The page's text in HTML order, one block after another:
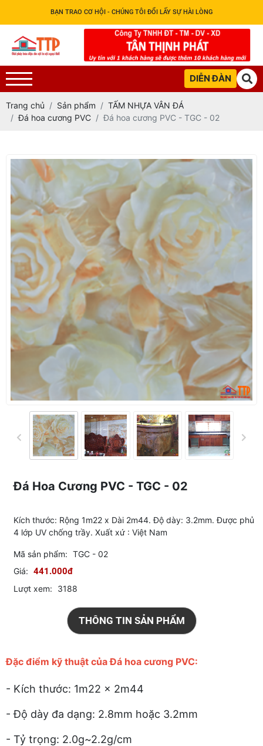
BẠN TRAO CƠ HỘI - CHÚNG TÔI ĐỔI LẤY SỰ HÀI LÒNG
DIỄN ĐÀN
Trang chủ Sản phẩm
TẤM NHỰA VÂN ĐÁ
Đá hoa cương PVC
Đá hoa cương PVC - TGC - 02
Đá Hoa Cương PVC - TGC - 02
Kích thước: Rộng 1m22 x Dài 2m44. Độ dày: 3.2mm. Được phủ
4 lớp UV chống trầy. Xuất xứ : Việt Nam
Mã sản phẩm: TGC - 02
Giá: 441.000đ
Lượt xem: 3188
THÔNG TIN SẢN PHẨM
Đặc điểm kỹ thuật của Đá hoa cương PVC:
- Kích thước: 1m22 x 2m44
- Độ dày đa dạng: 2.8mm hoặc 3.2mm
- Tỷ trọng: 2.0g~2.2g/cm